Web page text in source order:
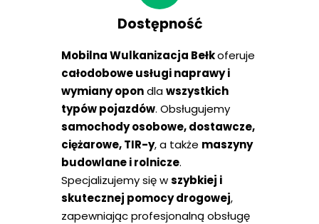
Mobilna Wulkanizacja Bełkoferuje
całodobowe usługi naprawy i
wymiany opondlawszystkich
typów pojazdów. Obsługujemy
samochody osobowe, dostawcze,
ciężarowe, TIR-y, a także maszyny
budowlane i rolnicze.
Specjalizujemy się wszybkiej i
skutecznej pomocy drogowej,
zapewniając profesjonalną obsługę
Dostępność